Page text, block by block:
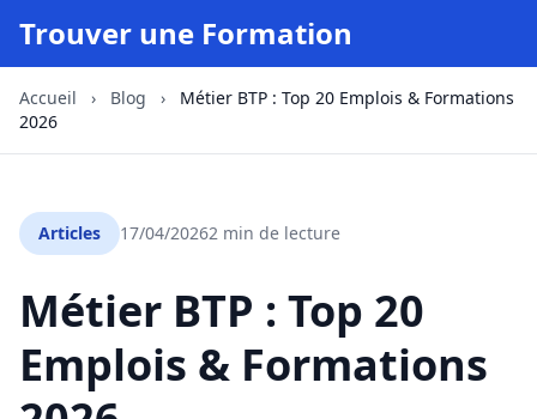
Trouver une Formation
Accueil › Blog ›
Métier BTP : Top 20 Emplois & Formations
2026
Articles 17/04/20262 min de lecture
Métier BTP : Top 20
Emplois & Formations